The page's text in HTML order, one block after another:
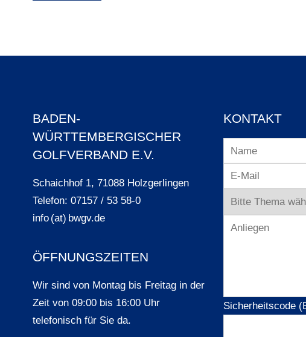
BADEN-
WÜRTTEMBERGISCHER
GOLFVERBAND E.V.
Schaichhof 1, 71088 Holzgerlingen
Telefon: 07157 / 53 58-0
info (at) bwgv.de
ÖFFNUNGSZEITEN
Wir sind von Montag bis Freitag in der
Zeit von 09:00 bis 16:00 Uhr
telefonisch für Sie da.
KONTAKT
Sicherheitscode